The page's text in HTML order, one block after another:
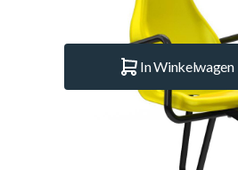
In Winkelwagen